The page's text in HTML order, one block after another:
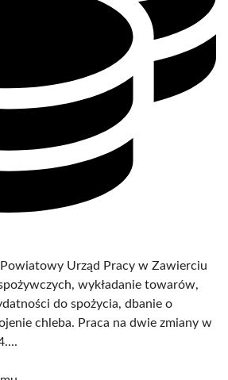
Urząd Pracy w Zawierciu
wykładanie towarów,
do spożycia, dbanie o
chleba. Praca na dwie zmiany w